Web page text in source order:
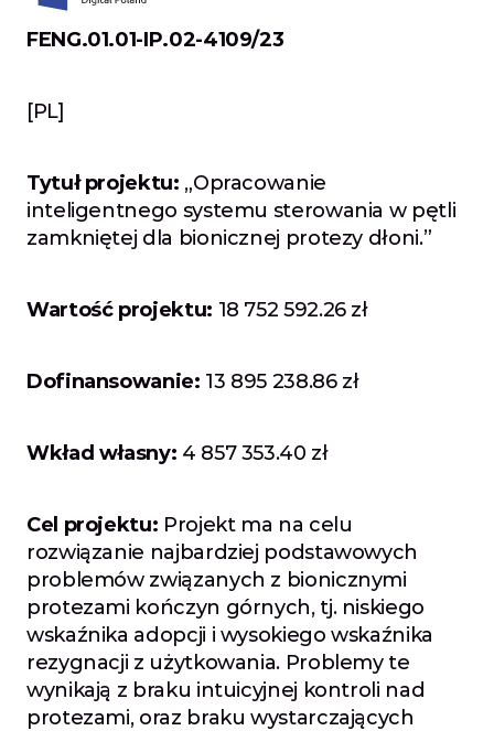
FENG.01.01-IP.02-4109/23
[PL]
Tytuł projektu: „Opracowanie
inteligentnego systemu sterowania w pętli
zamkniętej dla bionicznej protezy dłoni.”
Wartość projektu: 18 752 592.26 zł
Dofinansowanie: 13 895 238.86 zł
Wkład własny: 4 857 353.40 zł
Cel projektu: Projekt ma na celu
rozwiązanie najbardziej podstawowych
problemów związanych z bionicznymi
protezami kończyn górnych, tj. niskiego
wskaźnika adopcji i wysokiego wskaźnika
rezygnacji z użytkowania. Problemy te
wynikają z braku intuicyjnej kontroli nad
protezami, oraz braku wystarczających